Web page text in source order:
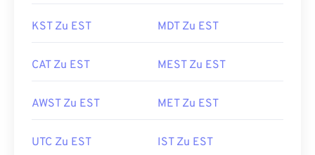
KST Zu EST MDT Zu EST
CAT Zu EST MEST Zu EST
AWST Zu EST MET Zu EST
UTC Zu EST IST Zu EST